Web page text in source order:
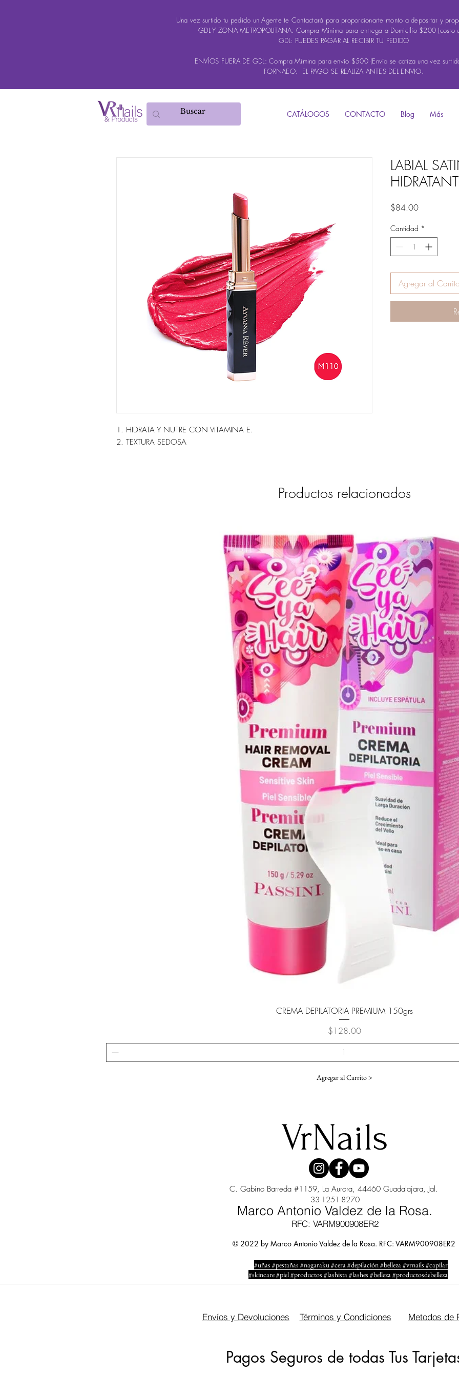
Una vez surtido tu pedido un Agente te Contactará para proporcionarte monto a depositar y
GDL Y ZONA METROPOLITANA: Compra Minima para entrega a Domicilio $200 (costo
GDL: PUEDES PAGAR AL RECIBIR TU PEDIDO
ENVÍOS FUERA DE GDL: Compra Mimina para envío $500 (Envío se cotiza una vez
FORNAEO: EL PAGO SE REALIZA ANTES DEL ENVIO.
CATÁLOGOS CONTACTO Blog Más
1. HIDRATA Y NUTRE CON VITAMINA E.
2. TEXTURA SEDOSA
LABIAL
$84.00Precio
Cantidad *
Agregar al
Productos relacionados
Vista rápida
CREMA DEPILATORIA PREMIUM 150grs
Precio
$128.00
Agregar al Carrito >
VrNails
C. Gabino Barreda #1159, La Aurora, 44460 Guadalajara, Jal.
33-1251-8270
Marco Antonio Valdez de la Rosa.
RFC: VARM900908ER2
© 2022 by Marco Antonio Valdez de la Rosa. RFC: VARM900908ER2
#uñas #pestañas #nagaraku #cera #depilación #belleza #vrnails #capilar
#skincare #piel #productos #lashista #lashes #belleza #productosdebelleza
Envíos y Devoluciones Términos y Condiciones Metodos de
Pagos Seguros de todas Tus